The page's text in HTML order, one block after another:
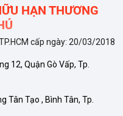
lớn, lông thú cưng, tóc
carbon filter):
HẠN THƯƠNG
cấp ngày: 20/03/2018
12, Quận Gò Vấp, Tp.
Tân Tạo , Bình Tân, Tp.